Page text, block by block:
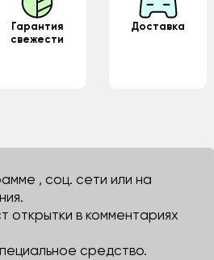
Гарантия
свежести
Доставка
, соц. сети или на
открытки в комментариях
средство.